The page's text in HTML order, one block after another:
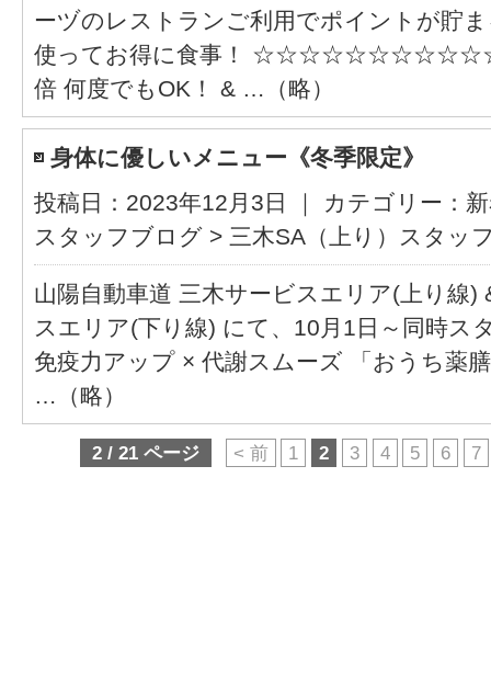
ーヅのレストランご利用でポイントが貯
使ってお得に食事！
倍 何度でもOK！ & …（略）
身体に優しいメニュー《冬季限定》
投稿日：2023年12月3日 ｜ カテゴリー：
スタッフブログ > 三木SA（上り）スタッ
山陽自動車道 三木サービスエリア(上り線)
スエリア(下り線) にて、10月1日～同時ス
免疫力アップ × 代謝スムーズ 「おうち薬
…（略）
2 / 21 ページ < 前 1 2 3 4 5 6 7